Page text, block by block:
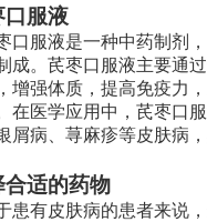
口服液
服液是一种中药制剂，
成。芪枣口服液主要通
增强体质，提高免疫力
在医学应用中，芪枣口
屑病、荨麻疹等皮肤病
合适的药物
有皮肤病的患者来说，